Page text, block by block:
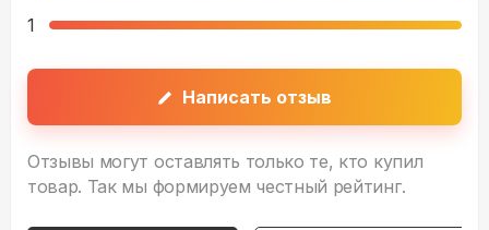
1
Написать отзыв
Отзывы могут оставлять только те, кто купил
товар. Так мы формируем честный рейтинг.